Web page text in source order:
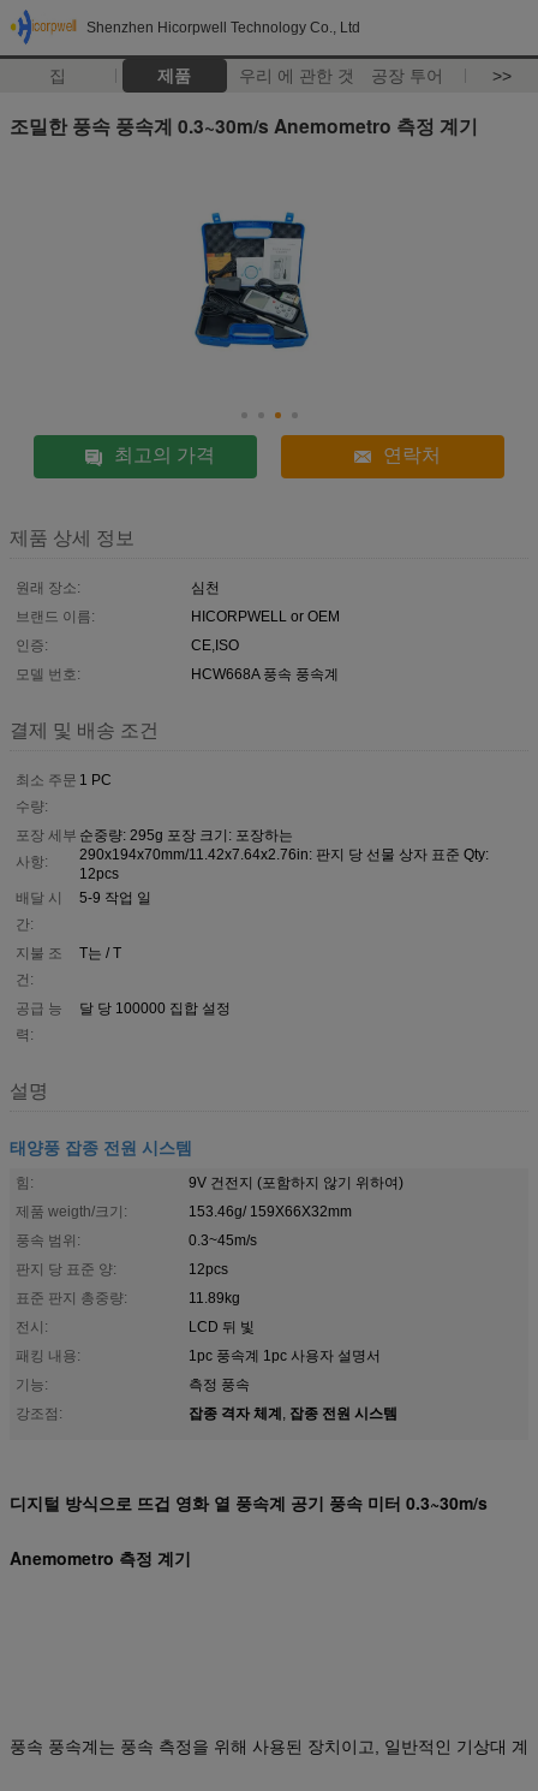
Shenzhen Hicorpwell Technology Co., Ltd
집 제품 우리 에 관한 것 공장 투어 >>
조밀한 풍속 풍속계 0.3~30m/s Anemometro 측정 계기
최고의 가격 연락처
제품 상세 정보
원래 장소:
심천
브랜드 이름:
HICORPWELL or OEM
인증:
CE,ISO
모델 번호:
HCW668A 풍속 풍속계
결제 및 배송 조건
최소 주문
수량:
1 PC
포장 세부
사항:
순중량: 295g 포장 크기: 포장하는
290x194x70mm/11.42x7.64x2.76in: 판지 당 선물 상자 표준 Qty:
12pcs
배달 시
간:
5-9 작업 일
지불 조
건:
T는 / T
공급 능
력:
달 당 100000 집합 설정
설명
태양풍 잡종 전원 시스템
힘:
9V 건전지 (포함하지 않기 위하여)
제품 weigth/크기:
153.46g/ 159X66X32mm
풍속 범위:
0.3~45m/s
판지 당 표준 양:
12pcs
표준 판지 총중량:
11.89kg
전시:
LCD 뒤 빛
패킹 내용:
1pc 풍속계 1pc 사용자 설명서
기능:
측정 풍속
강조점:
잡종 격자 체계, 잡종 전원 시스템
디지털 방식으로 뜨겁 영화 열 풍속계 공기 풍속 미터 0.3~30m/s
Anemometro 측정 계기
풍속 풍속계는 풍속 측정을 위해 사용된 장치이고, 일반적인 기상대 계